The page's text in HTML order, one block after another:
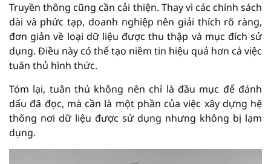
Truyền thông cũng cần cải thiện. Thay vì các chính sách
dài và phức tạp, doanh nghiệp nên giải thích rõ ràng,
đơn giản về loại dữ liệu được thu thập và mục đích sử
dụng. Điều này có thể tạo niềm tin hiệu quả hơn cả việc
tuân thủ hình thức.
Tóm lại, tuân thủ không nên chỉ là đầu mục để đánh
dấu đã đọc, mà cần là một phần của việc xây dựng hệ
thống nơi dữ liệu được sử dụng nhưng không bị lạm
dụng.